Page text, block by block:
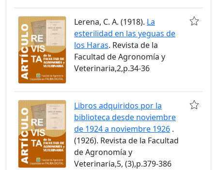
Lerena, C. A. (1918). La
esterilidad en las yeguas de
los Haras. Revista de la
Facultad de Agronomía y
Veterinaria,2,p.34-36
Libros adquiridos por la
biblioteca desde noviembre
de 1924 a noviembre 1926 .
(1926). Revista de la Facultad
de Agronomía y
Veterinaria,5, (3),p.379-386